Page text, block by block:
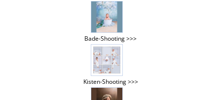
Bade-Shooting >>>
Kisten-Shooting >>>